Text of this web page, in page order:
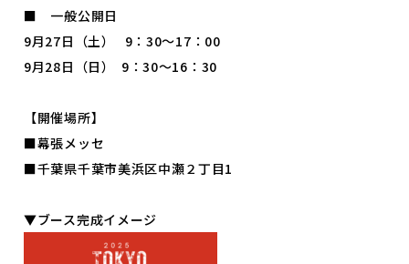
■ 一般公開日
9月27日（土） 9：30～17：00
9月28日（日） 9：30～16：30
【開催場所】
■幕張メッセ
■千葉県千葉市美浜区中瀬２丁目1
▼ブース完成イメージ